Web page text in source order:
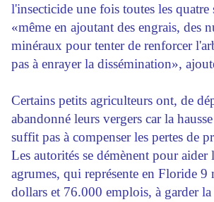
l'insecticide une fois toutes les quatre
«même en ajoutant des engrais, des
minéraux pour tenter de renforcer
pas à enrayer la dissémination»,
Certains petits agriculteurs ont, de
abandonné leurs vergers car la
suffit pas à compenser les pertes de
Les autorités se démènent pour aider
agrumes, qui représente en Floride 9
dollars et 76.000 emplois, à garder la